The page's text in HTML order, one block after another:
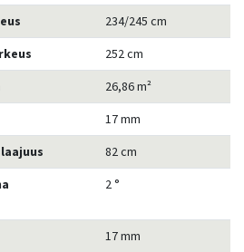
234/245 cm
252 cm
26,86 m²
17 mm
82 cm
2 °
17 mm